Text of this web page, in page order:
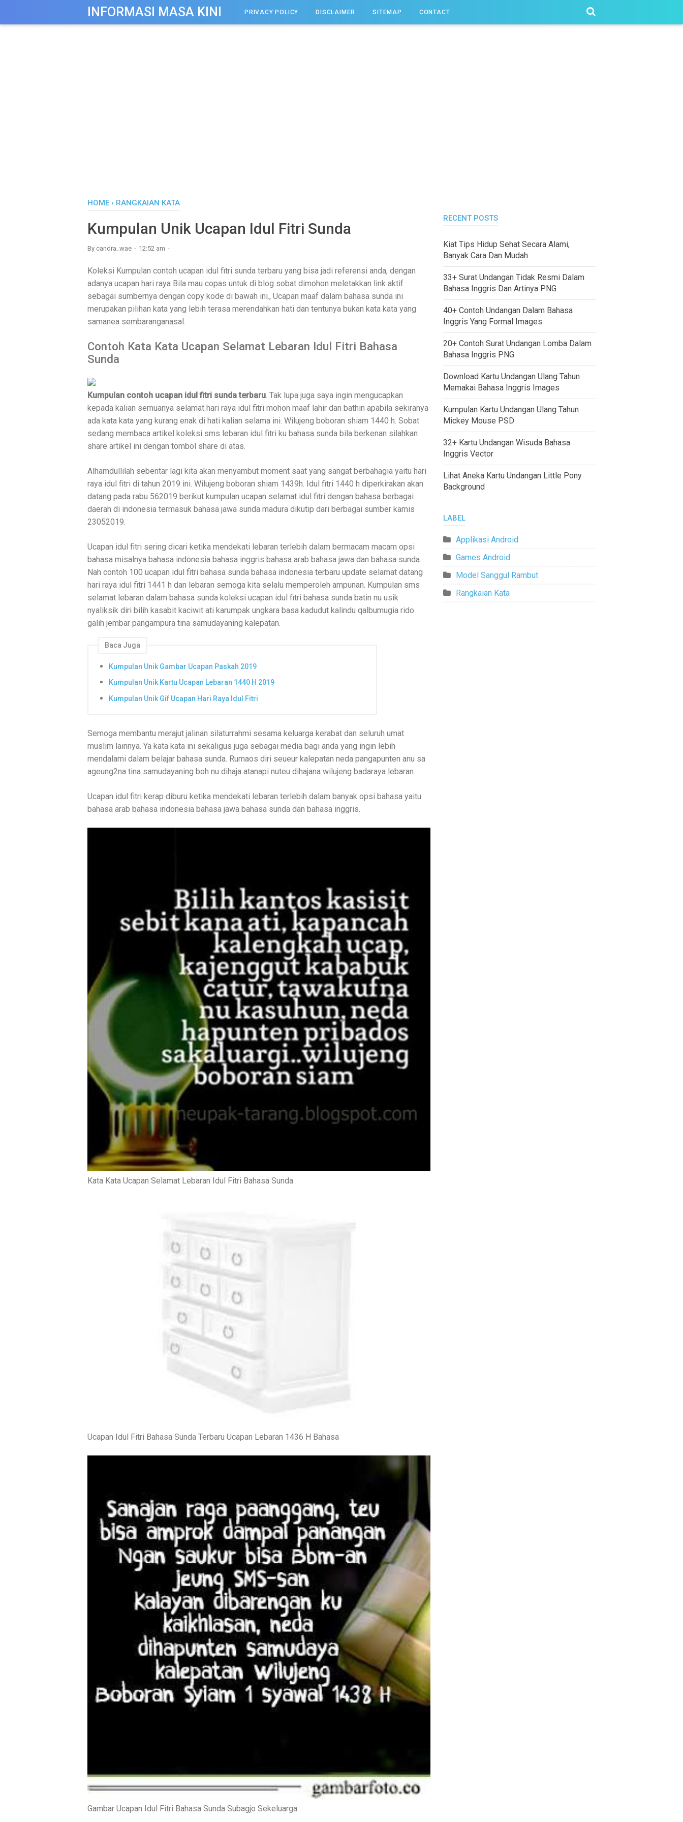
INFORMASI MASA KINI PRIVACY POLICY DISCLAIMER SITEMAP CONTACT
HOME › RANGKAIAN KATA
Kumpulan Unik Ucapan Idul Fitri Sunda
By candra_wae 12:52 am
Koleksi Kumpulan contoh ucapan idul fitri sunda terbaru yang bisa jadi referensi anda, dengan
adanya ucapan hari raya Bila mau copas untuk di blog sobat dimohon meletakkan link aktif
sebagai sumbernya dengan copy kode di bawah ini., Ucapan maaf dalam bahasa sunda ini
merupakan pilihan kata yang lebih terasa merendahkan hati dan tentunya bukan kata kata yang
samanea sembaranganasal.
Contoh Kata Kata Ucapan Selamat Lebaran Idul Fitri Bahasa
Sunda
Kumpulan contoh ucapan idul fitri sunda terbaru. Tak lupa juga saya ingin mengucapkan
kepada kalian semuanya selamat hari raya idul fitri mohon maaf lahir dan bathin apabila sekiranya
ada kata kata yang kurang enak di hati kalian selama ini. Wilujeng boboran shiam 1440 h. Sobat
sedang membaca artikel koleksi sms lebaran idul fitri ku bahasa sunda bila berkenan silahkan
share artikel ini dengan tombol share di atas.
Alhamdullilah sebentar lagi kita akan menyambut moment saat yang sangat berbahagia yaitu hari
raya idul fitri di tahun 2019 ini. Wilujeng boboran shiam 1439h. Idul fitri 1440 h diperkirakan akan
datang pada rabu 562019 berikut kumpulan ucapan selamat idul fitri dengan bahasa berbagai
daerah di indonesia termasuk bahasa jawa sunda madura dikutip dari berbagai sumber kamis
23052019.
Ucapan idul fitri sering dicari ketika mendekati lebaran terlebih dalam bermacam macam opsi
bahasa misalnya bahasa indonesia bahasa inggris bahasa arab bahasa jawa dan bahasa sunda.
Nah contoh 100 ucapan idul fitri bahasa sunda bahasa indonesia terbaru update selamat datang
hari raya idul fitri 1441 h dan lebaran semoga kita selalu memperoleh ampunan. Kumpulan sms
selamat lebaran dalam bahasa sunda koleksi ucapan idul fitri bahasa sunda batin nu usik
nyaliksik diri bilih kasabit kaciwit ati karumpak ungkara basa kadudut kalindu qalbumugia rido
galih jembar pangampura tina samudayaning kalepatan.
Baca Juga
Kumpulan Unik Gambar Ucapan Paskah 2019
Kumpulan Unik Kartu Ucapan Lebaran 1440 H 2019
Kumpulan Unik Gif Ucapan Hari Raya Idul Fitri
Semoga membantu merajut jalinan silaturrahmi sesama keluarga kerabat dan seluruh umat
muslim lainnya. Ya kata kata ini sekaligus juga sebagai media bagi anda yang ingin lebih
mendalami dalam belajar bahasa sunda. Rumaos diri seueur kalepatan neda pangapunten anu sa
ageung2na tina samudayaning boh nu dihaja atanapi nuteu dihajana wilujeng badaraya lebaran.
Ucapan idul fitri kerap diburu ketika mendekati lebaran terlebih dalam banyak opsi bahasa yaitu
bahasa arab bahasa indonesia bahasa jawa bahasa sunda dan bahasa inggris.
Kata Kata Ucapan Selamat Lebaran Idul Fitri Bahasa Sunda
Ucapan Idul Fitri Bahasa Sunda Terbaru Ucapan Lebaran 1436 H Bahasa
Gambar Ucapan Idul Fitri Bahasa Sunda Subagjo Sekeluarga
RECENT POSTS
Kiat Tips Hidup Sehat Secara Alami,
Banyak Cara Dan Mudah
33+ Surat Undangan Tidak Resmi Dalam
Bahasa Inggris Dan Artinya PNG
40+ Contoh Undangan Dalam Bahasa
Inggris Yang Formal Images
20+ Contoh Surat Undangan Lomba Dalam
Bahasa Inggris PNG
Download Kartu Undangan Ulang Tahun
Memakai Bahasa Inggris Images
Kumpulan Kartu Undangan Ulang Tahun
Mickey Mouse PSD
32+ Kartu Undangan Wisuda Bahasa
Inggris Vector
Lihat Aneka Kartu Undangan Little Pony
Background
LABEL
Applikasi Android
Games Android
Model Sanggul Rambut
Rangkaian Kata